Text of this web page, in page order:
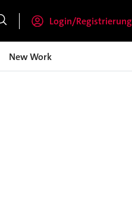
Login/Registrierung
New Work